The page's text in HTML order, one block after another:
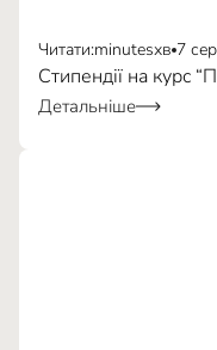
за
Читати:minutesхв 7
Стипендії на курс
Детальніше